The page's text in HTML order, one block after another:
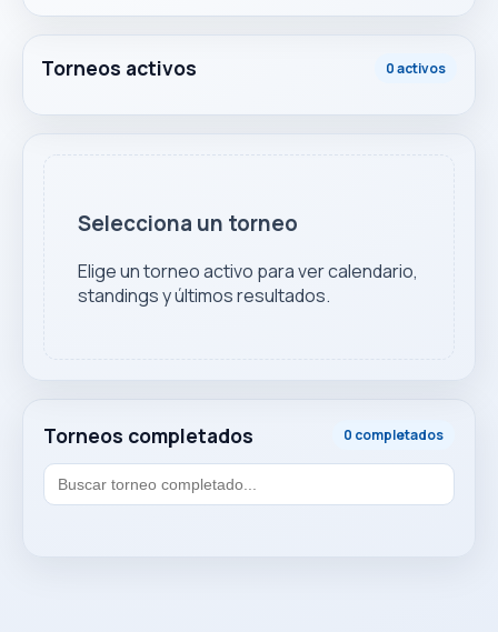
Torneos activos 0 activos
Torneos completados 0 completados
Selecciona un torneo
Elige un torneo activo para ver calendario,
standings y últimos resultados.